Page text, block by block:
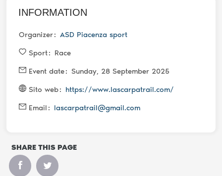
INFORMATION
Organizer ASD Piacenza sport
Sport Race
Event date Sunday, 28 September 2025
Sito web https://www.lascarpatrail.com/
Email lascarpatrail@gmail.com
SHARE THIS PAGE